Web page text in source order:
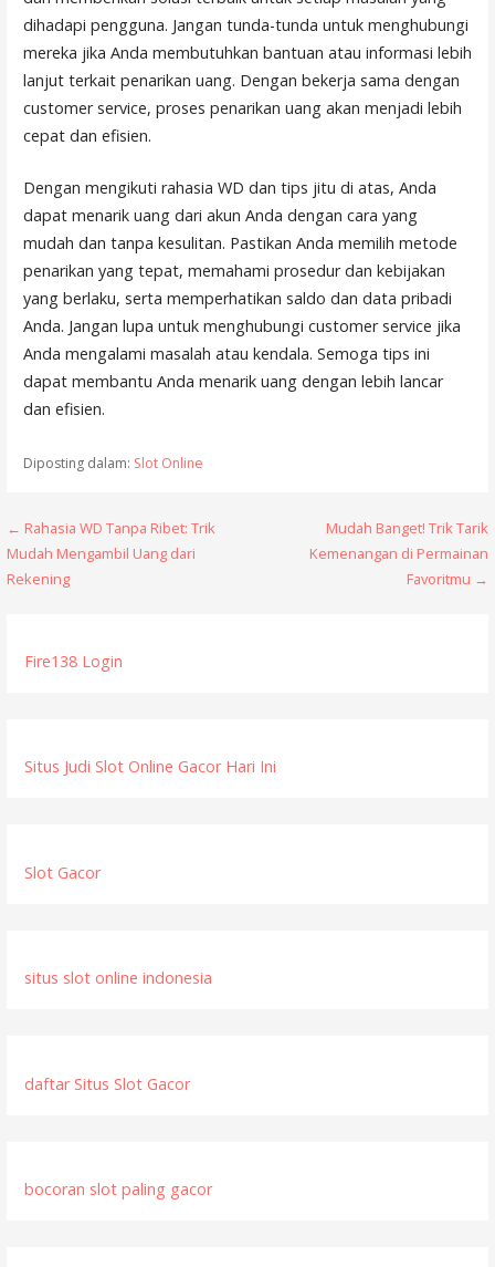
dihadapi pengguna. Jangan tunda-tunda untuk menghubungi
mereka jika Anda membutuhkan bantuan atau informasi lebih
lanjut terkait penarikan uang. Dengan bekerja sama dengan
customer service, proses penarikan uang akan menjadi lebih
cepat dan efisien.
Dengan mengikuti rahasia WD dan tips jitu di atas, Anda
dapat menarik uang dari akun Anda dengan cara yang
mudah dan tanpa kesulitan. Pastikan Anda memilih metode
penarikan yang tepat, memahami prosedur dan kebijakan
yang berlaku, serta memperhatikan saldo dan data pribadi
Anda. Jangan lupa untuk menghubungi customer service jika
Anda mengalami masalah atau kendala. Semoga tips ini
dapat membantu Anda menarik uang dengan lebih lancar
dan efisien.
Diposting dalam: Slot Online
N
a
← Rahasia WD Tanpa Ribet: Trik
Mudah Mengambil Uang dari
Rekening
Mudah Banget! Trik Tarik
Kemenangan di Permainan
Favoritmu →
Fire138 Login
Situs Judi Slot Online Gacor Hari Ini
Slot Gacor
situs slot online indonesia
daftar Situs Slot Gacor
bocoran slot paling gacor